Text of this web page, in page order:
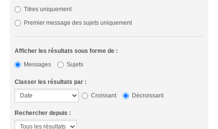
Titres uniquement
Premier message des sujets uniquement
Afficher les résultats sous forme de :
Messages
Sujets
Classer les résultats par :
Croissant
Décroissant
Rechercher depuis :